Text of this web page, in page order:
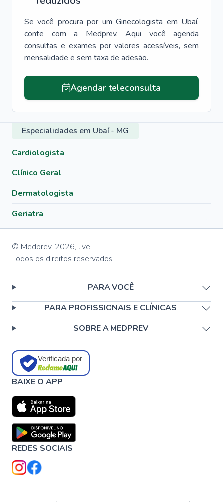
Se você procura por um Ginecologista em Ubaí,
conte com a Medprev. Aqui você agenda
consultas e exames por valores acessíveis, sem
mensalidade e sem taxa de adesão.
Agendar teleconsulta
Especialidades em Ubaí - MG
Cardiologista
Clínico Geral
Dermatologista
Geriatra
© Medprev, 2026, live
Todos os direitos reservados
PARA VOCÊ
PARA PROFISSIONAIS E CLÍNICAS
SOBRE A MEDPREV
Verificada por
BAIXE O APP
REDES SOCIAIS